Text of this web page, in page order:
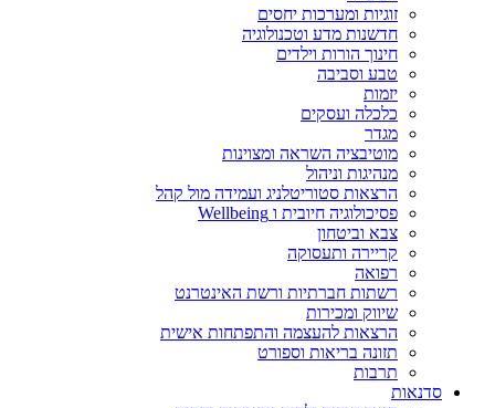
זוגיות ומערכות יחסים
חדשנות מדע וטכנולוגיה
חינוך הורות וילדים
טבע וסביבה
יזמות
כלכלה ועסקים
מגדר
מוטיבציה השראה ומצוינות
מנהיגות וניהול
הרצאות סטוריטלניג ועמידה מול קהל
פסיכולוגיה חיובית ו Wellbeing
צבא וביטחון
קריירה ותעסוקה
רפואה
רשתות חברתיות ורשת האינטרנט
שיווק ומכירות
הרצאות להעצמה והתפתחות אישית
תזונה בריאות וספורט
תרבות
סדנאות